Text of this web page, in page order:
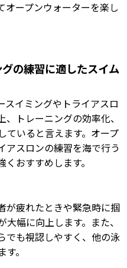
オープンウォーターを楽し
の練習に適したスイム
スイミングやトライアスロ
トレーニングの効率化、
ていると言えます。オープ
アスロンの練習を海で行う
おすすめします。
が疲れたときや緊急時に掴
幅に向上します。また、
でも視認しやすく、他の泳
。